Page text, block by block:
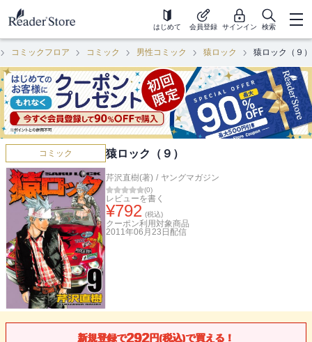
はじめて 会員登録 サインイン 検索
コミックフロア コミック 男性コミック 猿ロック 猿ロック（９）
コミック 猿ロック（９）
芹沢直樹(著) / ヤングマガジン
(0)
レビューを書く
¥792 (税込)
クーポン利用対象商品
2011年06月23日 配信
新規登録で292円(税込)で買える！